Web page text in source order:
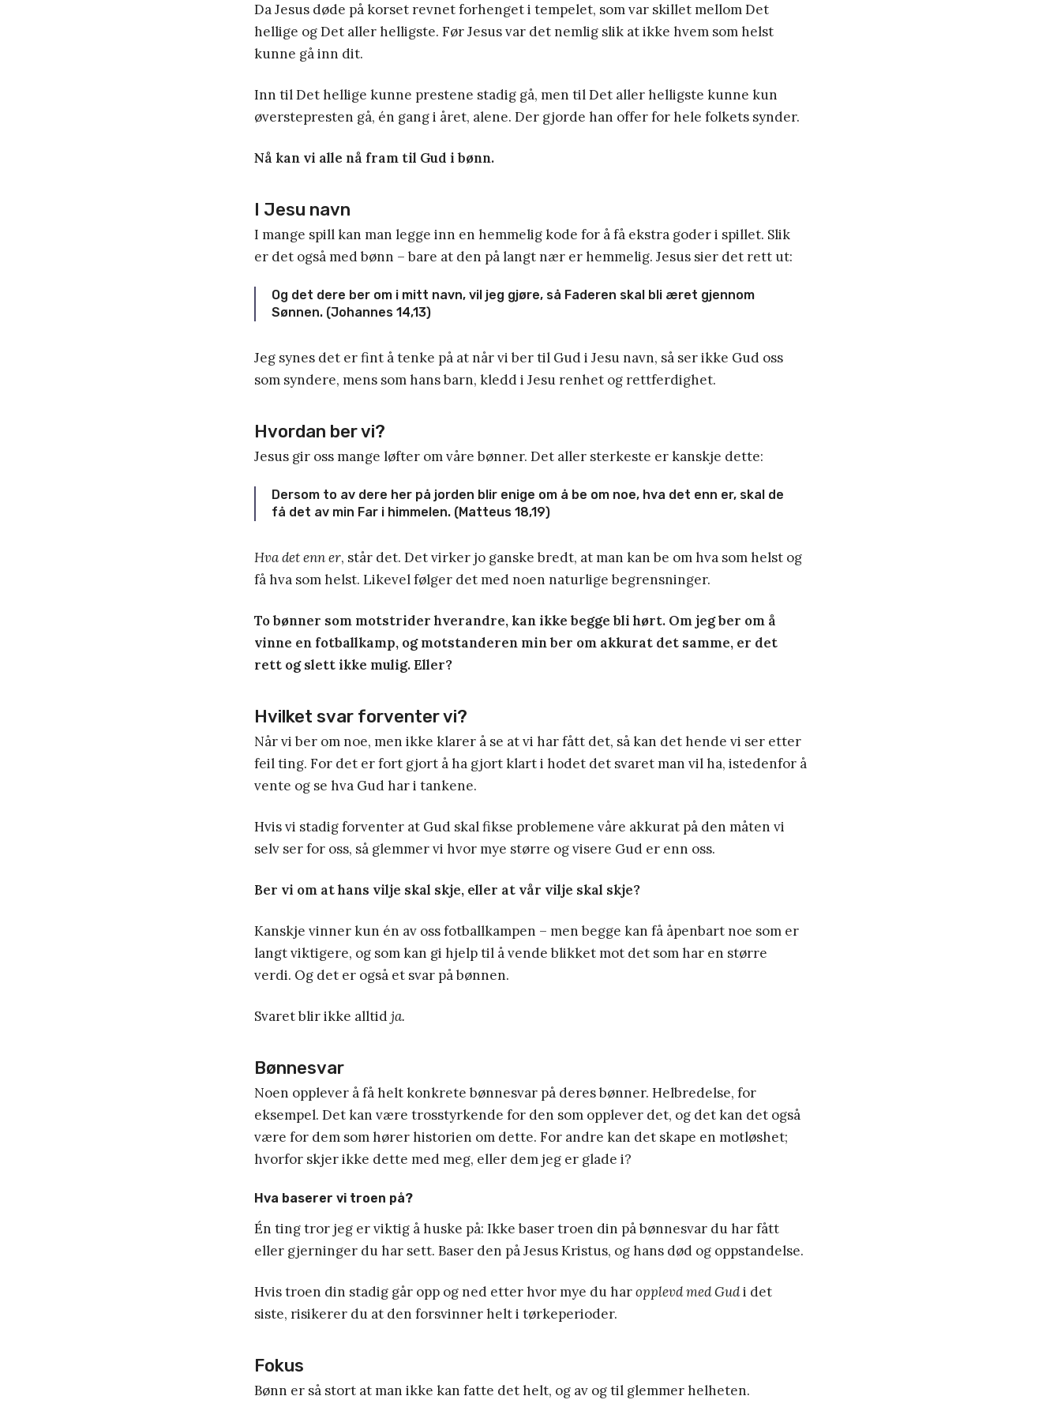
Da Jesus døde på korset revnet forhenget i tempelet, som var skillet mellom Det
hellige og Det aller helligste. Før Jesus var det nemlig slik at ikke hvem som helst
kunne gå inn dit.
Inn til Det hellige kunne prestene stadig gå, men til Det aller helligste kunne kun
øverstepresten gå, én gang i året, alene. Der gjorde han offer for hele folkets synder.
Nå kan vi alle nå fram til Gud i bønn.
I Jesu navn
I mange spill kan man legge inn en hemmelig kode for å få ekstra goder i spillet. Slik
er det også med bønn – bare at den på langt nær er hemmelig. Jesus sier det rett ut:
Og det dere ber om i mitt navn, vil jeg gjøre, så Faderen skal bli æret gjennom
Sønnen. (Johannes 14,13)
Jeg synes det er fint å tenke på at når vi ber til Gud i Jesu navn, så ser ikke Gud oss
som syndere, mens som hans barn, kledd i Jesu renhet og rettferdighet.
Hvordan ber vi?
Jesus gir oss mange løfter om våre bønner. Det aller sterkeste er kanskje dette:
Dersom to av dere her på jorden blir enige om å be om noe, hva det enn er, skal de
få det av min Far i himmelen. (Matteus 18,19)
Hva det enn er, står det. Det virker jo ganske bredt, at man kan be om hva som helst og
få hva som helst. Likevel følger det med noen naturlige begrensninger.
To bønner som motstrider hverandre, kan ikke begge bli hørt. Om jeg ber om å
vinne en fotballkamp, og motstanderen min ber om akkurat det samme, er det
rett og slett ikke mulig. Eller?
Hvilket svar forventer vi?
Når vi ber om noe, men ikke klarer å se at vi har fått det, så kan det hende vi ser etter
feil ting. For det er fort gjort å ha gjort klart i hodet det svaret man vil ha, istedenfor å
vente og se hva Gud har i tankene.
Hvis vi stadig forventer at Gud skal fikse problemene våre akkurat på den måten vi
selv ser for oss, så glemmer vi hvor mye større og visere Gud er enn oss.
Ber vi om at hans vilje skal skje, eller at vår vilje skal skje?
Kanskje vinner kun én av oss fotballkampen – men begge kan få åpenbart noe som er
langt viktigere, og som kan gi hjelp til å vende blikket mot det som har en større
verdi. Og det er også et svar på bønnen.
Svaret blir ikke alltidja.
Bønnesvar
Noen opplever å få helt konkrete bønnesvar på deres bønner. Helbredelse, for
eksempel. Det kan være trosstyrkende for den som opplever det, og det kan det også
være for dem som hører historien om dette. For andre kan det skape en motløshet;
hvorfor skjer ikke dette med meg, eller dem jeg er glade i?
Hva baserer vi troen på?
Én ting tror jeg er viktig å huske på: Ikke baser troen din på bønnesvar du har fått
eller gjerninger du har sett. Baser den på Jesus Kristus, og hans død og oppstandelse.
Hvis troen din stadig går opp og ned etter hvor mye du haropplevd med Gudi det
siste, risikerer du at den forsvinner helt i tørkeperioder.
Fokus
Bønn er så stort at man ikke kan fatte det helt, og av og til glemmer helheten.